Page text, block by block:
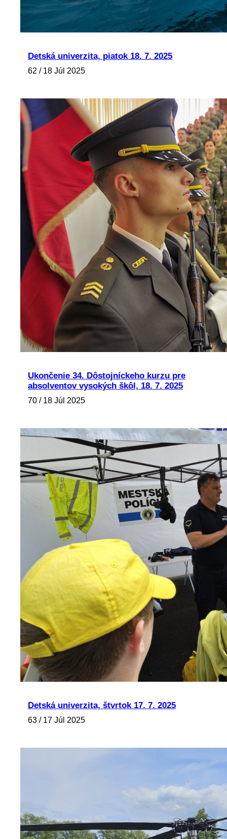
Detská univerzita, piatok 18. 7. 2025
62 / 18 Júl 2025
Ukončenie 34. Dôstojníckeho kurzu pre
absolventov vysokých škôl, 18. 7. 2025
70 / 18 Júl 2025
Detská univerzita, štvrtok 17. 7. 2025
63 / 17 Júl 2025